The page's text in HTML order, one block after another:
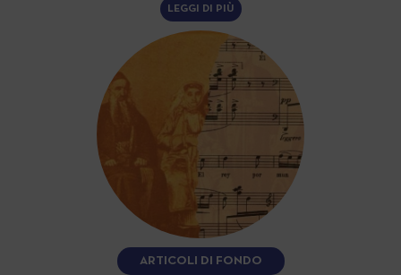
LEGGI DI PIÙ
ARTICOLI DI FONDO